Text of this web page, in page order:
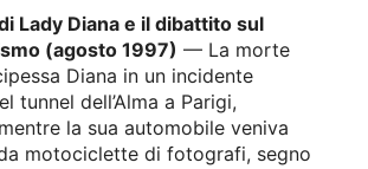
Lady Diana e il dibattito sul
(agosto 1997) — La morte
Diana in un incidente
tunnel dell’Alma a Parigi,
la sua automobile veniva
motociclette di fotografi, segno